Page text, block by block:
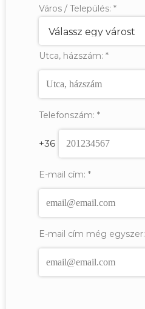
Város / Település: *
Utca, házszám: *
Telefonszám: *
+36
E-mail cím: *
E-mail cím még egyszer: